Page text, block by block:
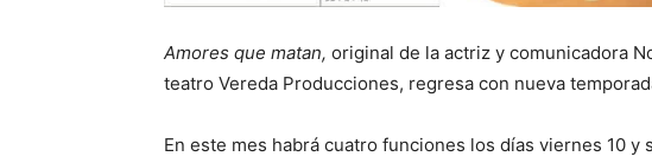
Amores que matan, original de la actriz y comunicadora
teatro Vereda Producciones, regresa con nueva
En este mes habrá cuatro funciones los días viernes 10 y